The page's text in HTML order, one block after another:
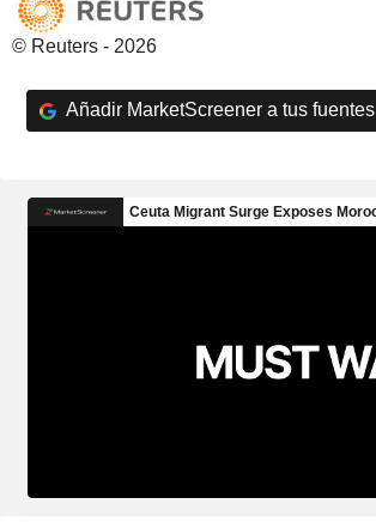
© Reuters - 2026
Añadir MarketScreener a tus fuentes